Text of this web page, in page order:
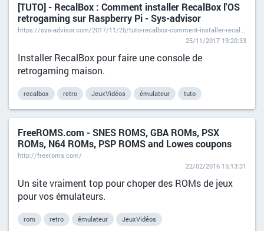
[TUTO] - RecalBox : Comment installer RecalBox l'OS
retrogaming sur Raspberry Pi - Sys-advisor
https://sys-advisor.com/2017/11/25/tuto-recalbox-comment-installer-recalbox-los-retrogaming-sur-raspberry-pi/
25/11/2017 19:20:33
Installer RecalBox pour faire une console de
retrogaming maison.
recalbox retro JeuxVidéos émulateur tuto
FreeROMS.com - SNES ROMS, GBA ROMs, PSX
ROMs, N64 ROMs, PSP ROMS and Lowes coupons
http://freeroms.com/
22/02/2016 15:13:31
Un site vraiment top pour choper des ROMs de jeux
pour vos émulateurs.
rom retro émulateur JeuxVidéos